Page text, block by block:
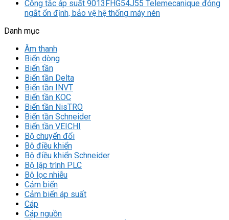
Công tắc áp suất 9013FHG54J55 Telemecanique đóng
ngắt ổn định, bảo vệ hệ thống máy nén
Danh mục
Âm thanh
Biến dòng
Biến tần
Biến tần Delta
Biến tần INVT
Biến tần KOC
Biến tần NisTRO
Biến tần Schneider
Biến tần VEICHI
Bộ chuyển đổi
Bộ điều khiển
Bộ điều khiển Schneider
Bộ lập trình PLC
Bộ lọc nhiễu
Cảm biến
Cảm biến áp suất
Cáp
Cáp nguồn